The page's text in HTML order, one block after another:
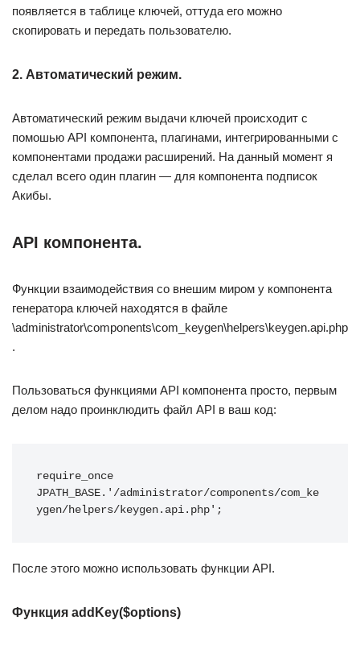
появляется в таблице ключей, оттуда его можно
скопировать и передать пользователю.
2. Автоматический режим.
Автоматический режим выдачи ключей происходит с
помошью API компонента, плагинами, интегрированными с
компонентами продажи расширений. На данный момент я
сделал всего один плагин — для компонента подписок
Акибы.
API компонента.
Функции взаимодействия со внешим миром у компонента
генератора ключей находятся в файле
\administrator\components\com_keygen\helpers\keygen.api.php
.
Пользоваться функциями API компонента просто, первым
делом надо проинклюдить файл API в ваш код:
require_once
JPATH_BASE.'/administrator/components/com_ke
ygen/helpers/keygen.api.php';
После этого можно использовать функции API.
Функция addKey($options)